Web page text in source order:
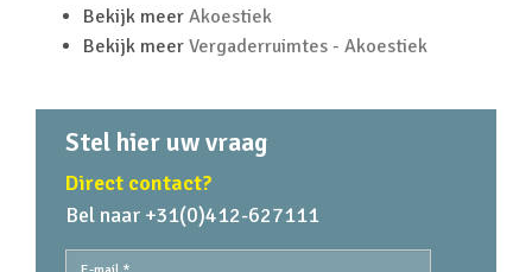
Bekijk meer Akoestiek
Bekijk meer Vergaderruimtes - Akoestiek
Stel hier uw vraag
Direct contact?
Bel naar +31(0)412-627111